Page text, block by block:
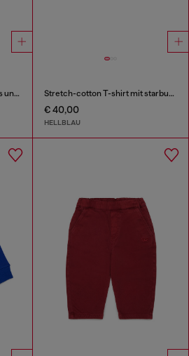
Sweatshirt mit Reißverschluss und Logo-Print Stretch-cotton T-shirt mit starburst logo print
€ 40,00
HELLBLAU